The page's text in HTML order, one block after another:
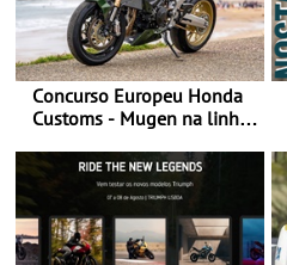
Concurso Europeu Honda
Customs - Mugen na linha
ganhar